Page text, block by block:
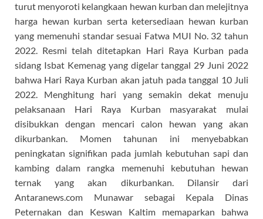
turut menyoroti kelangkaan hewan kurban dan melejitnya
harga hewan kurban serta ketersediaan hewan kurban
yang memenuhi standar sesuai Fatwa MUI No. 32 tahun
2022. Resmi telah ditetapkan Hari Raya Kurban pada
sidang Isbat Kemenag yang digelar tanggal 29 Juni 2022
bahwa Hari Raya Kurban akan jatuh pada tanggal 10 Juli
2022. Menghitung hari yang semakin dekat menuju
pelaksanaan Hari Raya Kurban masyarakat mulai
disibukkan dengan mencari calon hewan yang akan
dikurbankan. Momen tahunan ini menyebabkan
peningkatan signifikan pada jumlah kebutuhan sapi dan
kambing dalam rangka memenuhi kebutuhan hewan
ternak yang akan dikurbankan. Dilansir dari
Antaranews.com Munawar sebagai Kepala Dinas
Peternakan dan Keswan Kaltim memaparkan bahwa